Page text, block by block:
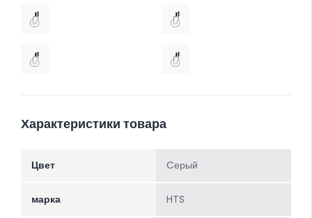
Характеристики товара
Цвет Cерый
марка HTS